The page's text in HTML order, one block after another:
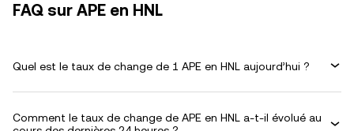
FAQ sur APE en HNL
Quel est le taux de change de 1 APE en HNL aujourd’hui ?
Comment le taux de change de APE en HNL a-t-il évolué au